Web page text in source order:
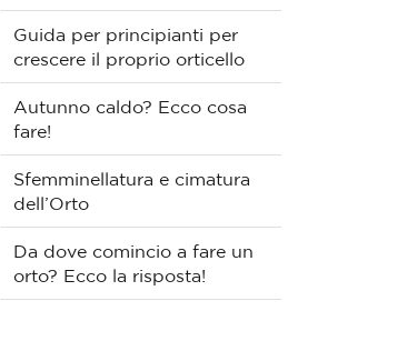
Guida per principianti per
crescere il proprio orticello
Autunno caldo? Ecco cosa
fare!
Sfemminellatura e cimatura
dell’Orto
Da dove comincio a fare un
orto? Ecco la risposta!